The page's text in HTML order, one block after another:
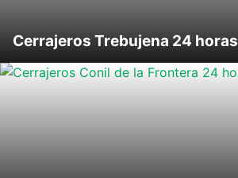
Cerrajeros Trebujena 24 horas